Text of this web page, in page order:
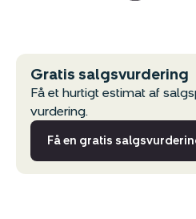
Gratis salgsvurdering
Få et hurtigt estimat af
vurdering.
Få en gratis